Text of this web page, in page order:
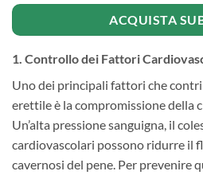
ACQUISTA
1. Controllo dei Fattori
Uno dei principali fattori che
erettile è la compromissione della
Un’alta pressione sanguigna, il
cardiovascolari possono ridurre il
cavernosi del pene. Per prevenire